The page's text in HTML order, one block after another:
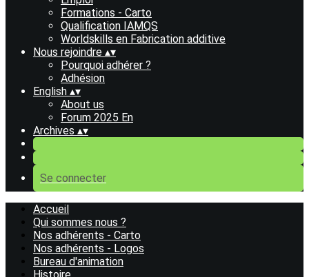
Formations - Carto
Qualification IAMQS
Worldskills en Fabrication additive
Nous rejoindre ▴▾
Pourquoi adhérer ?
Adhésion
English ▴▾
About us
Forum 2025 En
Archives ▴▾
Se connecter
Accueil
Qui sommes nous ?
Nos adhérents - Carto
Nos adhérents - Logos
Bureau d'animation